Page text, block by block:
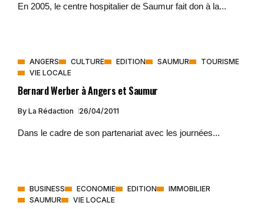
En 2005, le centre hospitalier de Saumur fait don à la...
ANGERS CULTURE EDITION SAUMUR
TOURISME
VIE LOCALE
Bernard Werber à Angers et Saumur
By La Rédaction 26/04/2011
Dans le cadre de son partenariat avec les journées...
BUSINESS ECONOMIE EDITION
IMMOBILIER
SAUMUR
VIE LOCALE